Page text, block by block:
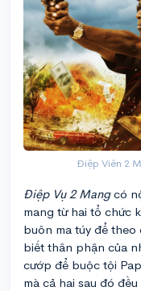
Điệp Viên 2
Điệp Vụ 2 Mangcó
mang từ hai tổ chức
buôn ma túy để
biết thân phận của
cướp để buộc tội
mà cả hai sau đó